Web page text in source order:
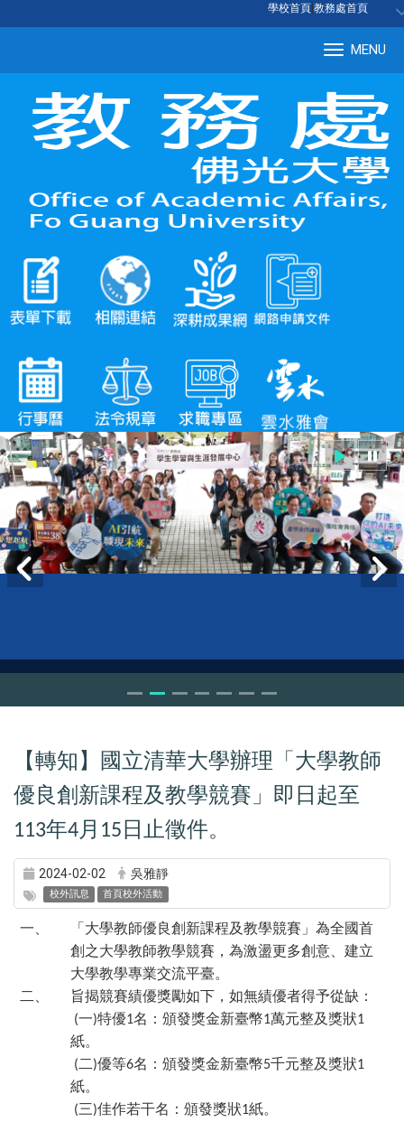
學校首頁 教務處首頁
MENU
【轉知】國立清華大學辦理「大學教師
優良創新課程及教學競賽」即日起至
113年4 月 15 日止徵件。
2024-02-02 吳雅靜
校外訊息 首頁校外活動
一、
「大學教師優良創新課程及教學競賽」為全國首
創之大學教師教學競賽，為激盪更多創意、建立
大學教學專業交流平臺。
二、
旨揭競賽績優獎勵如下，如無績優者得予從缺：
(一)特優1名：頒發獎金新臺幣1萬元整及獎狀1
紙。
(二)優等6名：頒發獎金新臺幣5千元整及獎狀1
紙。
(三)佳作若干名：頒發獎狀1紙。